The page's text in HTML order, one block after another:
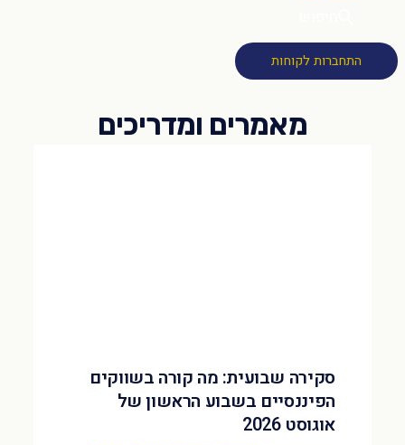
התחברות לקוחות
סקירה שבועית: מה קורה בשווקים
הפיננסיים בשבוע הראשון של
אוגוסט 2026